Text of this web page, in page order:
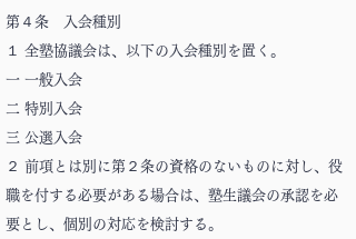
第４条 入会種別
１ 全塾協議会は、以下の入会種別を置く。
一 一般入会
二 特別入会
三 公選入会
２ 前項とは別に第２条の資格のないものに対し、役
職を付する必要がある場合は、塾生議会の承認を必
要とし、個別の対応を検討する。